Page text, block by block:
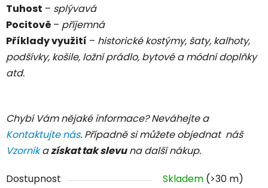
Tuhost – splývavá
Pocitově – příjemná
Příklady využití – historické kostýmy, šaty, kalhoty,
podšívky, košile, ložní prádlo, bytové a módní doplňky
atd.
Chybí Vám nějaké informace? Neváhejte a
Kontaktujte nás. Případně si můžete objednat náš
Vzorníkazískat tak slevuna další nákup.
Dostupnost Skladem (>30 m)